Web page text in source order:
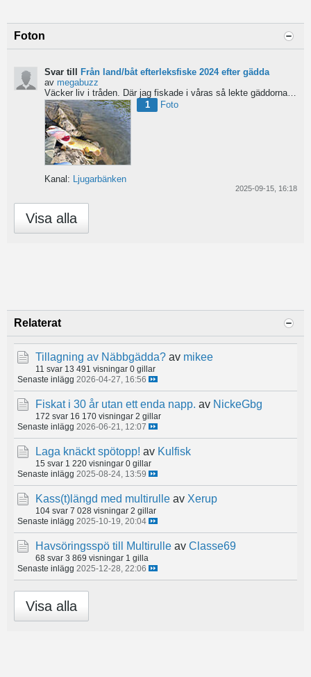
Foton
Svar till
Från land/båt efterleksfiske 2024 efter gädda
av megabuzz
Väcker liv i tråden. Där jag fiskade i våras så lekte gäddorna från början av mars hela vägen in i juni...
1
Foto
Kanal: Ljugarbänken
2025-09-15, 16:18
Visa alla
Relaterat
Tillagning av Näbbgädda? av mikee
11 svar 13 491 visningar 0 gillar
Senaste inlägg 2026-04-27, 16:56
Fiskat i 30 år utan ett enda napp. av NickeGbg
172 svar 16 170 visningar 2 gillar
Senaste inlägg 2026-06-21, 12:07
Laga knäckt spötopp! av Kulfisk
15 svar 1 220 visningar 0 gillar
Senaste inlägg 2025-08-24, 13:59
Kass(t)längd med multirulle av Xerup
104 svar 7 028 visningar 2 gillar
Senaste inlägg 2025-10-19, 20:04
Havsöringsspö till Multirulle av Classe69
68 svar 3 869 visningar 1 gilla
Senaste inlägg 2025-12-28, 22:06
Visa alla